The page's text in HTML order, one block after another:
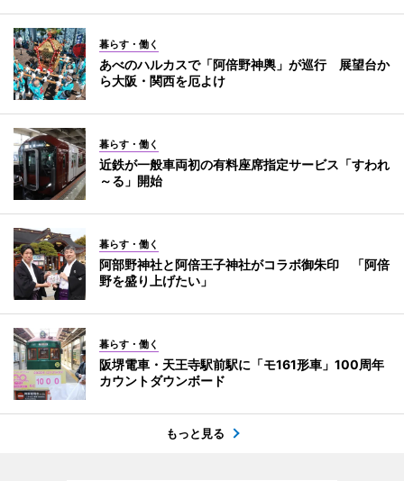
暮らす・働く
あべのハルカスで「阿倍野神輿」が巡行 展望台か
ら大阪・関西を厄よけ
暮らす・働く
近鉄が一般車両初の有料座席指定サービス「すわれ
～る」開始
暮らす・働く
阿部野神社と阿倍王子神社がコラボ御朱印 「阿倍
野を盛り上げたい」
暮らす・働く
阪堺電車・天王寺駅前駅に「モ161形車」100周年
カウントダウンボード
もっと見る